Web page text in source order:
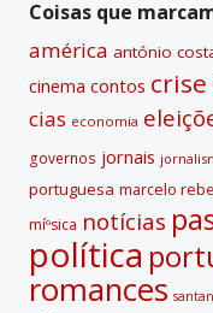
Coisas que
américa antónio
cinema contos crise
cias economia
governos jornais
portuguesa marcelo
míºsica notí­cias
polí­tica
romances